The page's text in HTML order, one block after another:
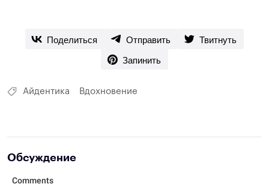
Поделиться Отправить
Твитнуть
Запинить
Айдентика Вдохновение
Обсуждение